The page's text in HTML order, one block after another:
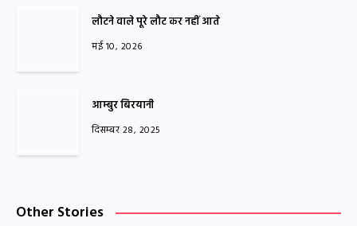
लौटने वाले पूरे लौट कर नहीं आते
मई 10, 2026
आम्बुर बिरयानी
दिसम्बर 28, 2025
Other Stories